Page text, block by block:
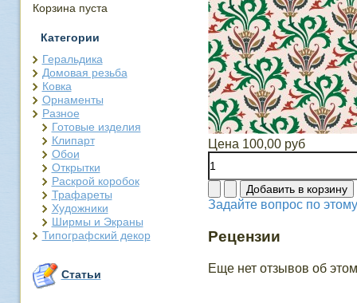
Корзина пуста
Категории
Геральдика
Домовая резьба
Ковка
Орнаменты
Разное
Готовые изделия
Клипарт
Обои
Открытки
Раскрой коробок
Трафареты
Художники
Ширмы и Экраны
Типографский декор
Статьи
Цена 100,00 руб
Задайте вопрос по
Рецензии
Еще нет отзывов об